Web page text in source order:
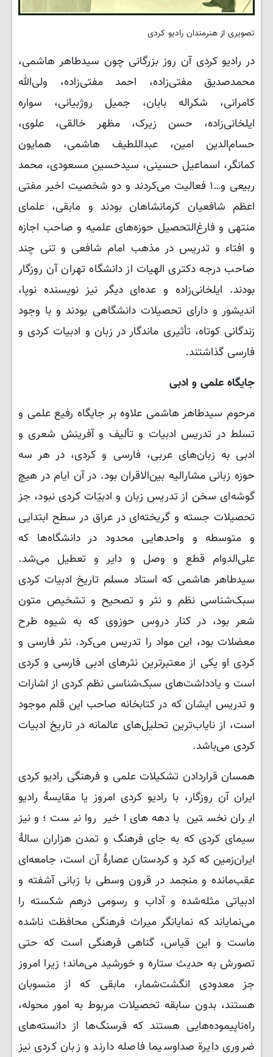
تصویری از هنرمندان رادیو کردی
در رادیو کردی آن روز بزرگانی چون سیدطاهر هاشمی،
محمدصدیق مفتی‌زاده، احمد مفتی‌زاده، ولی‌الله
کامرانی، شکراله بابان، جمیل روژبیانی، سواره
ایلخانی‌زاده، حسن زیرک، مظهر خالقی، علوی،
حسام‌الدین امین، عبداللطیف هاشمی، همایون
کمانگر، اسماعیل حسینی، سیدحسین مسعودی، محمد
ربیعی و…۱ فعالیت می‌کردند و دو شخصیت اخیر مفتی
‌اعظم شافعیان کرمانشاهان بودند و مابقی، علمای
منتهی و فارغ‌التحصیل حوزه‌های علمیه و صاحب اجازه
و افتاء و تدریس در مذهب امام شافعی و تنی چند
صاحب درجه دکتری الهیات از دانشگاه تهران آن روزگار
بودند. ایلخانی‌زاده و عده‌ای دیگر نیز نویسنده نوپا،
اندیشور و دارای تحصیلات دانشگاهی بودند و با وجود
زندگانی کوتاه، تأثیری ماندگار در زبان و ادبیات کردی و
فارسی گذاشتند.
جایگاه علمی و ادبی
مرحوم سیدطاهر هاشمی علاوه بر جایگاه رفیع علمی و
تسلط در تدریس ادبیات و تألیف و آفرینش شعری و
ادبی به زبان‌های عربی، فارسی و کردی، در هر سه
حوزه زبانی مشارالیه بین‌الاقران بود. در آن ایام در هیچ
گوشه‌ای سخن از تدریس زبان و ادبیّات کردی نبود، جز
تحصیلات جسته و گریخته‌ای در عراق در سطح ابتدایی
و متوسطه و واحدهایی محدود در دانشگاه‌ها که
علی‌الدوام قطع و وصل و دایر و تعطیل می‌شد.
سیدطاهر ‌هاشمی که استاد مسلم تاریخ ادبیات کردی
سبک‌شناسی نظم و نثر و تصحیح و تشخیص متون
شعر بود، در کنار دروس حوزوی که به شیوه طرح
معضلات بود، این مواد را تدریس می‌کرد. نثر فارسی و
کردی او یکی از معتبرترین نثرهای ادبی فارسی و کردی
است و یادداشت‌های سبک‌شناسی نظم کردی از اشارات
و تدریس ایشان که در کتابخانه صاحب این قلم موجود
است، از نایاب‌ترین تحلیل‌های عالمانه در تاریخ ادبیات
کردی می‌باشد.
همسان قراردادن تشکیلات علمی و فرهنگی رادیو کردی
ایران آن روزگار، با رادیو کردی امروز یا مقایسۀ رادیو
ایران نخستین با دهه‌های اخیر روا نیست؛ و نیز
سیمای کردی که به جای فرهنگ و تمدن هزاران سالۀ
ایران‌زمین که کرد و کردستان عصارۀ آن است، جامعه‌ای
عقب‌مانده و منجمد در قرون وسطی با زبانی آشفته و
ادبیاتی مثله‌شده و آداب و رسومی درهم شکسته را
می‌نمایاند که نمایانگر میراث فرهنگی محافظت ناشده
ماست و این قیاس، گناهی فرهنگی است که حتی
تصورش به حدیث ستاره و خورشید می‌ماند؛ زیرا امروز
جز معدودی انگشت‌شمار، مابقی که از منسوبان
هستند، بدون سابقه تحصیلات مربوط به امور محوله،
راه‌ناپیموده‌هایی هستند که فرسنگ‌ها از دانسته‌های
ضروری دایرة صداوسیما فاصله دارند و زبان کردی نیز